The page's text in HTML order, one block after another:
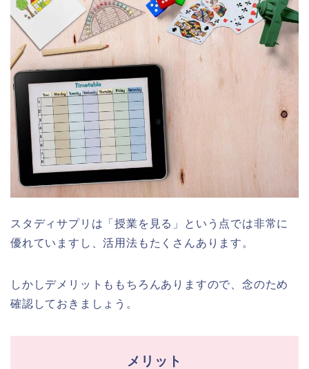
スタディサプリは「授業を見る」という点では非常に
優れていますし、活用法もたくさんあります。
しかしデメリットももちろんありますので、念のため
確認しておきましょう。
メリット